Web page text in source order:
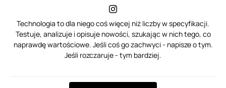
Technologia to dla niego coś więcej niż liczby w specyfikacji.
Testuje, analizuje i opisuje nowości, szukając w nich tego, co
naprawdę wartościowe. Jeśli coś go zachwyci - napisze o tym.
Jeśli rozczaruje - tym bardziej.